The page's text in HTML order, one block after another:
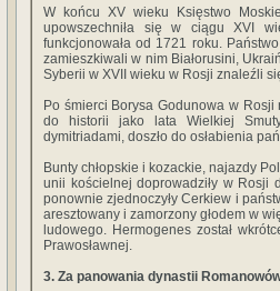
W końcu XV wieku Księstwo
upowszechniła się w ciągu XVI
funkcjonowała od 1721 roku.
zamieszkiwali w nim Białorusini,
Syberii w XVII wieku w Rosji znaleźli
Po śmierci Borysa Godunowa w Rosji
do historii jako lata Wielkiej
dymitriadami, doszło do osłabienia
Bunty chłopskie i kozackie, najazdy
unii kościelnej doprowadziły w Rosji
ponownie zjednoczyły Cerkiew i
aresztowany i zamorzony głodem w
ludowego. Hermogenes został
Prawosławnej.
3. Za panowania dynastii